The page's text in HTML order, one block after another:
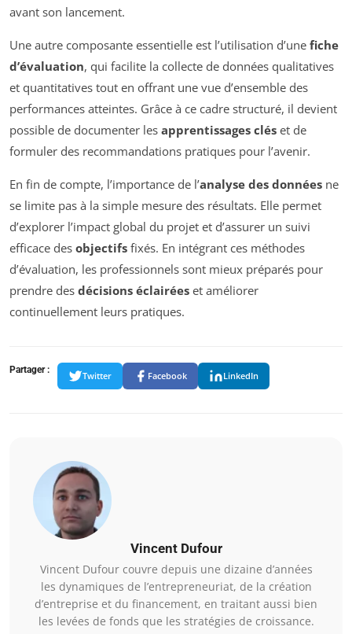
avant son lancement.
Une autre composante essentielle est l’utilisation d’une fiche
d’évaluation, qui facilite la collecte de données qualitatives
et quantitatives tout en offrant une vue d’ensemble des
performances atteintes. Grâce à ce cadre structuré, il devient
possible de documenter les apprentissages clés et de
formuler des recommandations pratiques pour l’avenir.
En fin de compte, l’importance de l’analyse des données ne
se limite pas à la simple mesure des résultats. Elle permet
d’explorer l’impact global du projet et d’assurer un suivi
efficace des objectifs fixés. En intégrant ces méthodes
d’évaluation, les professionnels sont mieux préparés pour
prendre des décisions éclairées et améliorer
continuellement leurs pratiques.
Partager :
Twitter Facebook LinkedIn
Vincent Dufour
Vincent Dufour couvre depuis une dizaine d’années
les dynamiques de l’entrepreneuriat, de la création
d’entreprise et du financement, en traitant aussi bien
les levées de fonds que les stratégies de croissance.